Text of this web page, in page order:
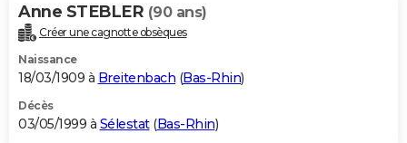
Anne STEBLER (90 ans)
Créer une cagnotte obsèques
Naissance
18/03/1909 à Breitenbach (Bas-Rhin)
Décès
03/05/1999 à Sélestat(Bas-Rhin)